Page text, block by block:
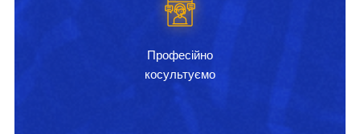
Професійно
косультуємо